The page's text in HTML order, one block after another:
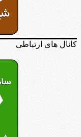
کانال های ارتباطی